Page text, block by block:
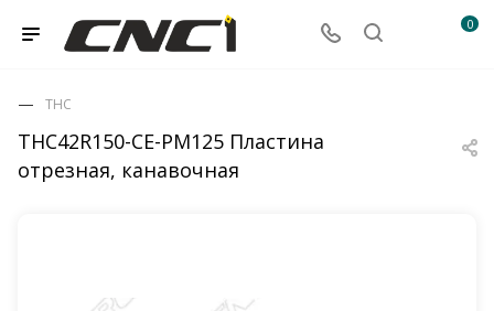
0
THC42R150-CE-PM125 Пластина
отрезная, канавочная
THC